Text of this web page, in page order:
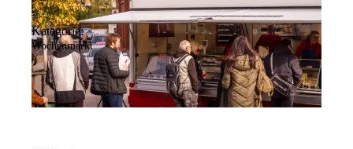
Kategorie:
Wochenmarkt